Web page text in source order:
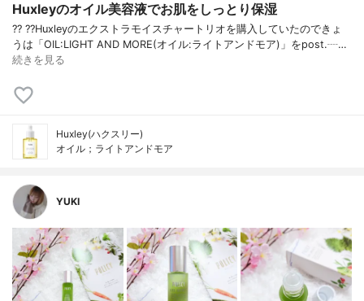
Huxleyのオイル美容液でお肌をしっとり保湿
?? ??Huxleyのエクストラモイスチャートリオを購入していたのできょ
うは「OIL:LIGHT AND MORE(オイル:ライトアンドモア)」をpost.┈…
続きを見る
Huxley(ハクスリー)
オイル；ライトアンドモア
YUKI